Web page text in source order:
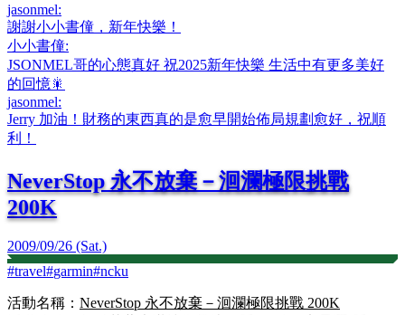
jasonmel:
謝謝小小書僮，新年快樂！
小小書僮:
JSONMEL哥的心態真好 祝2025新年快樂 生活中有更多美好
的回憶🎇
jasonmel:
Jerry 加油！財務的東西真的是愈早開始佈局規劃愈好，祝順
利！
NeverStop 永不放棄－洄瀾極限挑戰
200K
2009/09/26 (Sat.)
#travel#garmin#ncku
活動名稱： NeverStop 永不放棄－洄瀾極限挑戰 200K